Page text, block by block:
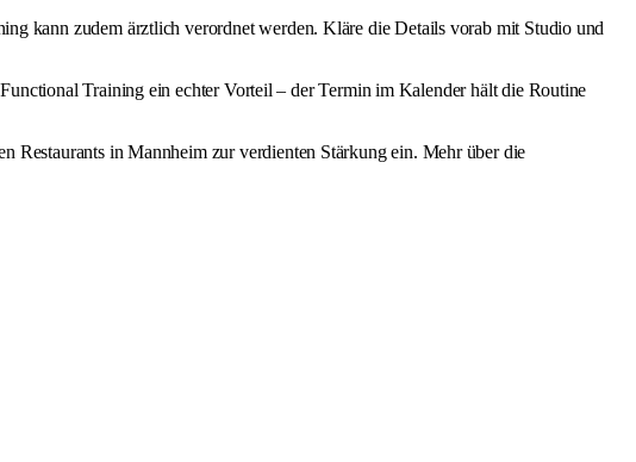
kann zudem ärztlich verordnet werden. Kläre die Details vorab mit Studio und
Training ein echter Vorteil – der Termin im Kalender hält die Routine
Restaurants in Mannheimzur verdienten Stärkung ein. Mehr über die